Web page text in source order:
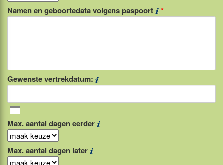
Namen en geboortedata volgens paspoort *
Gewenste vertrekdatum:
Max. aantal dagen eerder
Max. aantal dagen later